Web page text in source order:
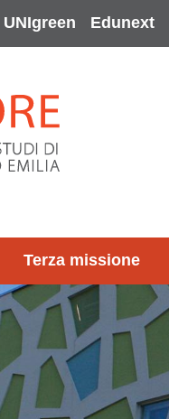
UNIgreen Edunext
Terza missione